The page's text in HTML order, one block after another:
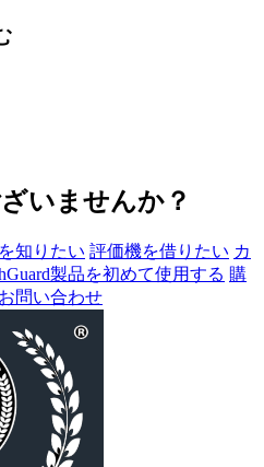
いませんか？
知りたい 評価機を借りたい カ
製品を初めて使用する 購
お問い合わせ